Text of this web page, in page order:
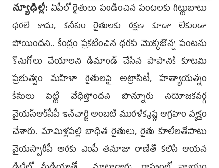
న్యూఢిల్లీ: ఏపీలో రైతులు పండించిన పంట‌ల‌కు గిట్టుబాటు
ధ‌ర‌లే కాదు, క‌నీసం రైతుల‌కు ర‌క్ష‌ణ కూడా లేకుండా
పోయింద‌ని.. కేంద్రం ప్ర‌క‌టించిన ధ‌ర‌కు మొక్కజొన్న పంట‌ను
కొనుగోలు చేయాల‌ని డిమాండ్ చేసిన పాపానికి కూట‌మి
ప్ర‌భుత్వం మ‌హిళా రైతుల‌పై అట్రాసిటీ, హ‌త్యాయ‌త్నం
కేసులు పెట్టి వేధిస్తోంద‌ని పొన్నూరు నియోజ‌క‌వ‌ర్గ
వైయ‌స్ఆర్‌సీపీ ఇన్‌చార్జి అంబ‌టి ముర‌ళీకృష్ణ ఆగ్ర‌హం వ్య‌క్తం
చేశారు. మామిళ్ల‌ప‌ల్లి బాధిత రైతులు, రైతు కూలీల‌తోపాటు
వైయ‌స్సారీపీ అర‌కు ఎంపీ త‌నూజా రాణితో కలిసి ఆయ‌న